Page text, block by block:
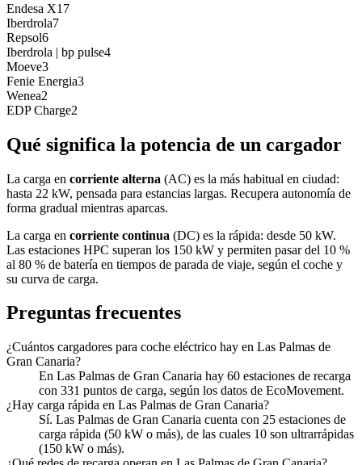
Endesa X17
Iberdrola7
Repsol6
Iberdrola | bp pulse4
Moeve3
Fenie Energia3
Wenea2
EDP Charge2
Qué significa la potencia de un cargador
La carga en corriente alterna (AC) es la más habitual en ciudad:
hasta 22 kW, pensada para estancias largas. Recupera autonomía de
forma gradual mientras aparcas.
La carga en corriente continua (DC) es la rápida: desde 50 kW.
Las estaciones HPC superan los 150 kW y permiten pasar del 10 %
al 80 % de batería en tiempos de parada de viaje, según el coche y
su curva de carga.
Preguntas frecuentes
¿Cuántos cargadores para coche eléctrico hay en Las Palmas de
Gran Canaria?
En Las Palmas de Gran Canaria hay 60 estaciones de recarga
con 331 puntos de carga, según los datos de EcoMovement.
¿Hay carga rápida en Las Palmas de Gran Canaria?
Sí. Las Palmas de Gran Canaria cuenta con 25 estaciones de
carga rápida (50 kW o más), de las cuales 10 son ultrarrápidas
(150 kW o más).